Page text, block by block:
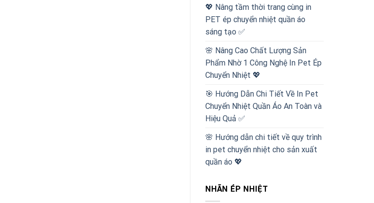
💖 Nâng tầm thời trang cùng in
PET ép chuyển nhiệt quần áo
sáng tạo ✅
🌸 Nâng Cao Chất Lượng Sản
Phẩm Nhờ 1 Công Nghệ In Pet Ép
Chuyển Nhiệt 💖
🎯 Hướng Dẫn Chi Tiết Về In Pet
Chuyển Nhiệt Quần Áo An Toàn và
Hiệu Quả ✅
🌸 Hướng dẫn chi tiết về quy trình
in pet chuyển nhiệt cho sản xuất
quần áo 💖
NHÃN ÉP NHIỆT